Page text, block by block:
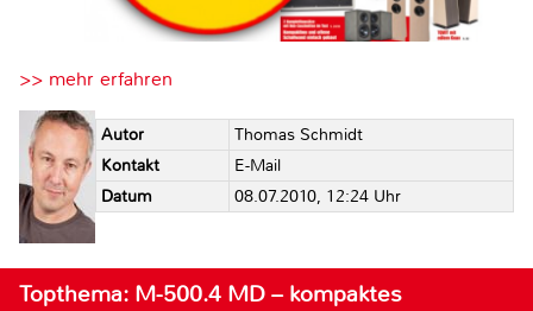
>> mehr erfahren
Autor
Thomas Schmidt
Kontakt
E-Mail
Datum
08.07.2010, 12:24 Uhr
Topthema: M-500.4 MD – kompaktes